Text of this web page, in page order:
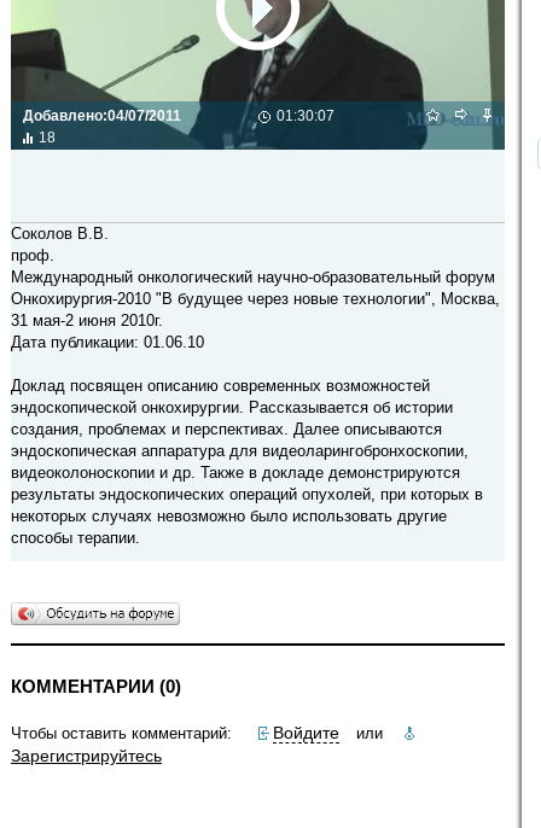
Добавлено:04/07/2011
18
01:30:07
Соколов В.В.
проф.
Международный онкологический научно-образовательный форум
Онкохирургия-2010 "В будущее через новые технологии", Москва,
31 мая-2 июня 2010г.
Дата публикации: 01.06.10
Доклад посвящен описанию современных возможностей
эндоскопической онкохирургии. Рассказывается об истории
создания, проблемах и перспективах. Далее описываются
эндоскопическая аппаратура для видеоларингобронхоскопии,
видеоколоноскопии и др. Также в докладе демонстрируются
результаты эндоскопических операций опухолей, при которых в
некоторых случаях невозможно было использовать другие
способы терапии.
КОММЕНТАРИИ (0)
Чтобы оставить комментарий: Войдите или
Зарегистрируйтесь